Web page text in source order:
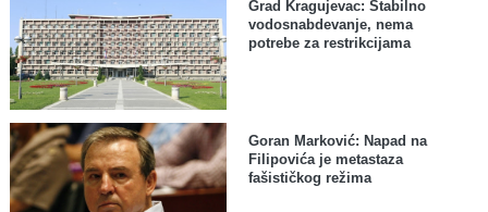
Grad Kragujevac: Stabilno
vodosnabdevanje, nema
potrebe za restrikcijama
Goran Marković: Napad na
Filipovića je metastaza
fašističkog režima